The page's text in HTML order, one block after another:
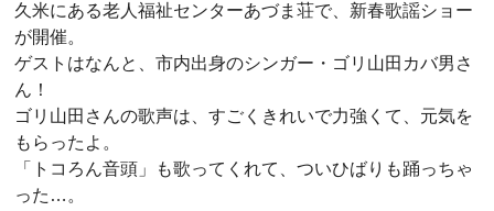
久米にある老人福祉センターあづま荘で、新春歌謡ショー
が開催。
ゲストはなんと、市内出身のシンガー・ゴリ山田カバ男さ
ん！
ゴリ山田さんの歌声は、すごくきれいで力強くて、元気を
もらったよ。
「トコろん音頭」も歌ってくれて、ついひばりも踊っちゃ
った…。